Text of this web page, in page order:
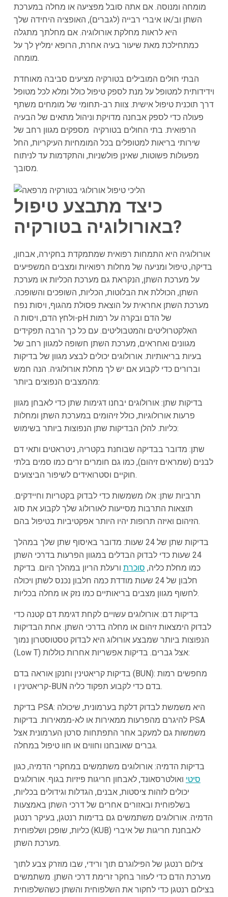
מומחה ומנוסה. אם אתה סובל מפציעה או מחלה במערכת
השתן וב/או איברי רבייה (לגברים), האופציה היחידה שלך
היא לראות מחלקת אורולוגיה. אם מחלתך מתגלה
כמתחילכת מאת שיעור בעיה אחרת, הרופא ימליץ לך על
מומחה.
הבתי חולים המובילים בטורקיה מציעים סביבה מאוחדת
וידידותית למטופל על מנת לספק טיפול כולל ומלא לכל מטופל
דרך תוכנית טיפול אישית. צוות רב-תחומי של מומחים משתף
פעולה כדי לספק אבחנה מדויקת וניהול מתאים של הבעיה
הרפואית. בתי החולים בטורקיה מספקים מגוון רחב של
שירותי בריאות למטופלים בכל המומחיות העיקריות, החל
מפעולות פשוטות, שאינן פולשניות, והתקדמות עד לניתוח
מסובך.
כיצד מתבצע טיפול
באורולוגיה בטורקיה ?
אורולוגיה היא התמחות רפואית שמתמקדת בחקירה, אבחון,
בדיקה, טיפול ומניעה של מחלות רפואיות ומצבים המשפיעים
על מערכת השתן, הנקראת גם מערכת הכליות או מערכת
השתן, הכוללת את הבלוטות, הכליות, השופכים והשופכה.
מערכת השתן אחראית על הוצאת פסולת מהגוף, ויסות נפח
ולחץ הדם, ויסות ה-pH של הדם ובקרה על רמות
האלקטרוליטים והמטבוליטים. עם כל כך הרבה תפקידים
מגוונים ואחראים, מערכת השתן חשופה למגוון רחב של
בעיות בריאותיות. אורולוגים יכולים לבצע מגוון של בדיקות
וברורים כדי לקבוע אם יש לך מחלת אורולוגיה. הנה חמש
מהמצבים הנפוצים ביותר:
בדיקות שתן: אורולוגים יבחנו דגימות שתן כדי לאבחן מגוון
פרעות אורולוגיות, כולל זיהומים במערכת השתן ומחלות
כליות. להלן הבדיקות שתן הנפוצות ביותר בשימוש:
שתן: מדובר בבדיקה שבוחנת בקטריה, ניטראטים ותאי דם
לבנים (שמראים זיהום), כמו גם חומרים זרים כמו סמים בלתי
חוקיים וסטרואידים לשיפור הביצועים.
תרביות שתן: אלו משמשות כדי לבדוק בקטריות וחיידקים.
תוצאות התרבות מסייעות לאורולוג שלך לקבוע את סוג
הזיהום ואיזה תרופות יהיו היותר אפקטיביות בטיפול בהם.
בדיקות שתן של 24 שעות: מדובר באיסוף שתן שלך במהלך
24 שעות כדי לבדוק הבדלים במגוון הפרעות בדרכי השתן
כמו מחלת כליה, סוכרת ורעלת הריון במהלך היום. בדיקת
חלבון של 24 שעות מודדת כמה חלבון נכנס לשתן ויכולה
לחשוף מגוון מצבים בריאותיים כמו נזק או מחלה בכליות.
בדיקות דם: אורולוגים עשויים לקחת דגימת דם קטנה כדי
לבדוק הימצאות זיהום או מחלה בדרכי השתן. אחת הבדיקות
הנפוצות ביותר שמבצע אורולוג היא לבדוק טסטוסטרון נמוך
(Low T) אצל גברים. בדיקות אפשריות אחרות כוללות:
בדיקות קריאטינין וחנקן אוראה בדם (BUN): מחפשים רמות
קריאטינין ו-BUN בדם כדי לקבוע תפקוד כליה.
בדיקת PSA: היא משמשת לבדוק דלקת בערמונית, שיכולה
להיגרם מהפרעות ממאירות או לא-ממאירות. בדיקות PSA
משמשות גם למעקב אחר התפתחות סרטן הערמונית אצל
גברים שאובחנו וחווים או חוו טיפול במחלה.
בדיקות הדמיה: אורולוגים משתמשים במחקרי הדמיה, כגון
סיטי ואולטרסאונד, לאבחון חריגות פיזיות בגוף. אורולוגים
יכולים לזהות ציסטות, אבנים, הגדלות וגידולים בכליות,
בשלפוחית ובאזורים אחרים של דרכי השתן באמצעות
הדמיה. אורולוגים משתמשים גם בדימות רנטגן, בעיקר רנטגן
כליות, שופכן ושלפוחית (KUB) לאבחנת חריגות של איברי
מערכת השתן.
צילום רנטגן של הפילוגרם תוך ורידי, שבו מוזרק צבע לתוך
מערכת הדם כדי לעזור בחקר זרימת דרכי השתן. משתמשים
בצילום רנטגן כדי לחקור את השלפוחית והשתן כשהשלפוחית